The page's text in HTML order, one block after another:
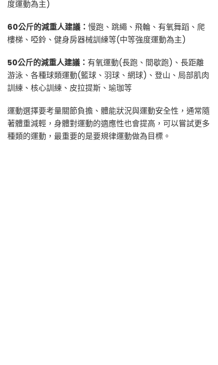
度運動為主)
60公斤的減重人建議： 慢跑、跳繩、飛輪、有氧舞蹈、爬
樓梯、啞鈴、健身房器械訓練等(中等強度運動為主)
50公斤的減重人建議： 有氧運動(長跑、間歇跑)、長距離
游泳、各種球類運動(籃球、羽球、網球)、登山、局部肌肉
訓練、核心訓練、皮拉提斯、瑜珈等
運動選擇要考量關節負擔、體能狀況與運動安全性，通常隨
著體重減輕，身體對運動的適應性也會提高，可以嘗試更多
種類的運動，最重要的是要規律運動做為目標。